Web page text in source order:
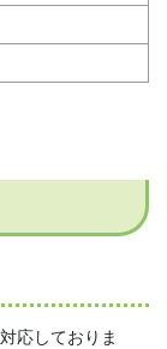
応しておりま